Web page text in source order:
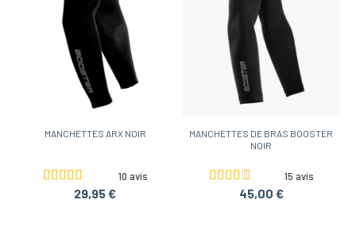
MANCHETTES ARX NOIR
10 avis
29,95 €
MANCHETTES DE BRAS BOOSTER
NOIR
15 avis
45,00 €